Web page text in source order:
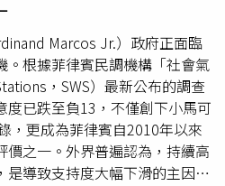
天空、理解環境變化。
Marcos Jr.）政府正面臨
。根據菲律賓民調機構「社會氣
，SWS）最新公布的調查
度已跌至負13，不僅創下小馬可
，更成為菲律賓自2010年以來
價之一。外界普遍認為，持續高
是導致支持度大幅下滑的主因。